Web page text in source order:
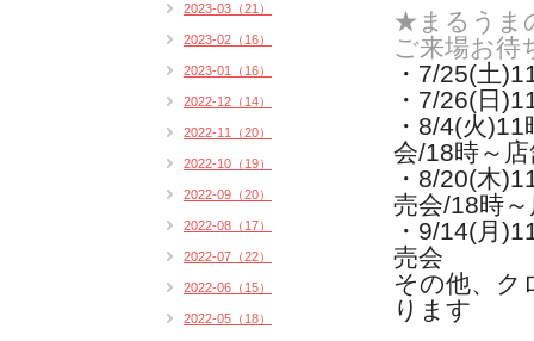
★まるうま
ご来場お待
・7/25(土
・7/26(日
・8/4(火)11
会/18時～
・8/20(木)
売会/18時
・9/14(月)
売会
その他、ク
ります
2023-03（21）
2023-02（16）
2023-01（16）
2022-12（14）
2022-11（20）
2022-10（19）
2022-09（20）
2022-08（17）
2022-07（22）
2022-06（15）
2022-05（18）